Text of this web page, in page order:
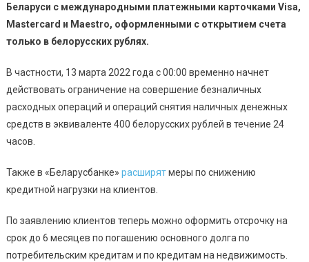
Беларуси с международными платежными карточками Visa,
Mastercard и Maestro, оформленными с открытием счета
только в белорусских рублях.
В частности, 13 марта 2022 года с 00:00 временно начнет
действовать ограничение на совершение безналичных
расходных операций и операций снятия наличных денежных
средств в эквиваленте 400 белорусских рублей в течение 24
часов.
Также в «Беларусбанке» расширятмеры по снижению
кредитной нагрузки на клиентов.
По заявлению клиентов теперь можно оформить отсрочку на
срок до 6 месяцев по погашению основного долга по
потребительским кредитам и по кредитам на недвижимость.